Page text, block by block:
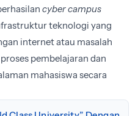
cyber campus
teknologi yang
internet atau masalah
pembelajaran dan
mahasiswa secara